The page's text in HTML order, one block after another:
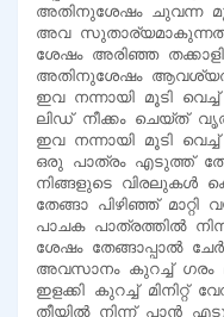
അതിനുശേഷം ചുവന്ന
അവ
ശേഷം അരിഞ്ഞ
അതിനുശേഷം
ഇവ നന്നായി മൂടി വെച്ച്
ലിഡ് നീക്കം ചെയ്ത്
ഇവ നന്നായി മൂടി
ഒരു പാത്രം എടുത്ത്
നിങ്ങളുടെ
തേങ്ങാ പിഴിഞ്ഞ് മാറ്റി
പാചക പാത്രത്തിൽ
ശേഷം തേങ്ങാപ്പാൽ
അവസാനം കുറച്ച് ഗരം
ഇളക്കി കുറച്ച് മിനിറ്റ്
തീയിൽ നിന്ന് പാൻ